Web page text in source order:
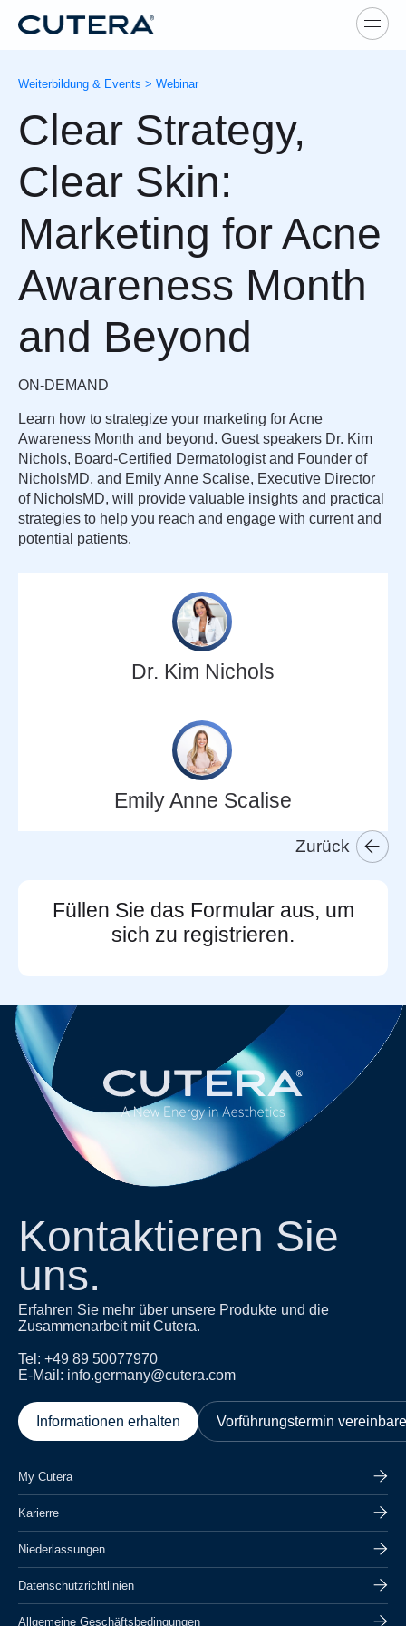
Skip to main content
Weiterbildung & Events > Webinar
Clear Strategy,
Clear Skin:
Marketing for Acne
Awareness Month
and Beyond
ON-DEMAND
Learn how to strategize your marketing for Acne
Awareness Month and beyond. Guest speakers Dr. Kim
Nichols, Board-Certified Dermatologist and Founder of
NicholsMD, and Emily Anne Scalise, Executive Director
of NicholsMD, will provide valuable insights and practical
strategies to help you reach and engage with current and
potential patients.
Dr. Kim Nichols
Emily Anne Scalise
Zurück
Füllen Sie das Formular aus, um
sich zu registrieren.
Kontaktieren Sie
uns.
Erfahren Sie mehr über unsere Produkte und die
Zusammenarbeit mit Cutera.
Tel: +49 89 50077970
E-Mail: info.germany@cutera.com
Informationen erhalten Vorführungstermin
My Cutera
Karierre
Niederlassungen
Datenschutzrichtlinien
Allgemeine Geschäftsbedingungen